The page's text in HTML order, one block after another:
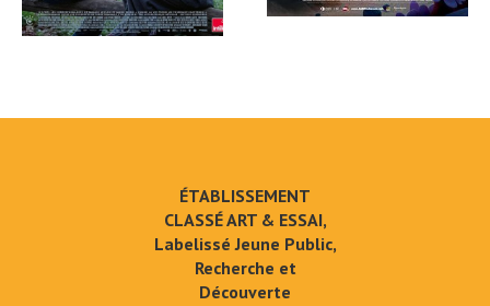
ÉTABLISSEMENT
CLASSÉ ART & ESSAI,
Labelissé Jeune Public,
Recherche et
Découverte